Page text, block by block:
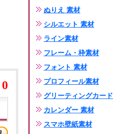
0
ぬりえ 素材
シルエット 素材
ライン素材
フレーム・枠素材
フォント 素材
プロフィール素材
グリーティングカード
カレンダー 素材
スマホ壁紙素材